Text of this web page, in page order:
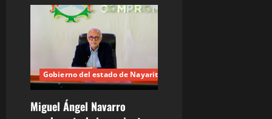
d
e
Gobierno del estado de Nayarit
Miguel Ángel Navarro